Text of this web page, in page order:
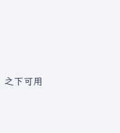
之下可用